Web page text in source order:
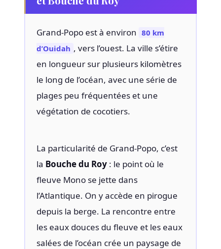
Grand-Popo est à environ 80 km
d’Ouidah , vers l’ouest. La ville s’étire
en longueur sur plusieurs kilomètres
le long de l’océan, avec une série de
plages peu fréquentées et une
végétation de cocotiers.
La particularité de Grand-Popo, c’est
la Bouche du Roy : le point où le
fleuve Mono se jette dans
l’Atlantique. On y accède en pirogue
depuis la berge. La rencontre entre
les eaux douces du fleuve et les eaux
salées de l’océan crée un paysage de